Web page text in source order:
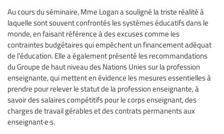
Au cours du séminaire, Mme Logan a souligné la triste réalité à
laquelle sont souvent confrontés les systèmes éducatifs dans le
monde, en faisant référence à des excuses comme les
contraintes budgétaires qui empêchent un financement adéquat
de l’éducation. Elle a également présenté les recommandations
du Groupe de haut niveau des Nations Unies sur la profession
enseignante, qui mettent en évidence les mesures essentielles à
prendre pour relever le statut de la profession enseignante, à
savoir des salaires compétitifs pour le corps enseignant, des
charges de travail gérables et des contrats permanents aux
enseignant·e·s.